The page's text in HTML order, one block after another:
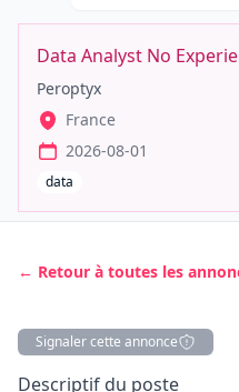
Data Analyst No
Peroptyx
France
2026-08-01
data
← Retour à toutes les
Signaler cette annonce
Description
Descriptif du poste